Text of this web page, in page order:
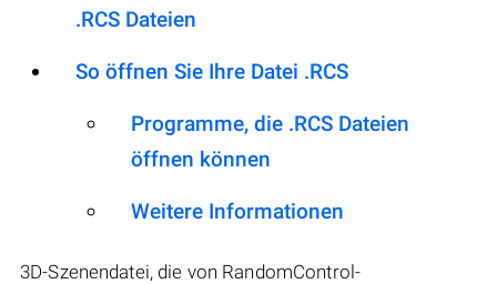
.RCS Dateien
So öffnen Sie Ihre Datei .RCS
Programme, die .RCS Dateien
öffnen können
Weitere Informationen
3D-Szenendatei, die von RandomControl-